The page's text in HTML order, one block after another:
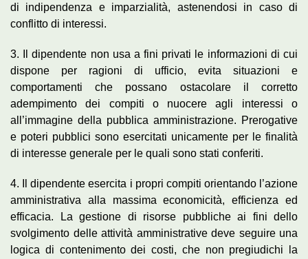
di indipendenza e imparzialità, astenendosi in caso di
conflitto di interessi.
3. Il dipendente non usa a fini privati le informazioni di cui
dispone per ragioni di ufficio, evita situazioni e
comportamenti che possano ostacolare il corretto
adempimento dei compiti o nuocere agli interessi o
all’immagine della pubblica amministrazione. Prerogative
e poteri pubblici sono esercitati unicamente per le finalità
di interesse generale per le quali sono stati conferiti.
4. Il dipendente esercita i propri compiti orientando l’azione
amministrativa alla massima economicità, efficienza ed
efficacia. La gestione di risorse pubbliche ai fini dello
svolgimento delle attività amministrative deve seguire una
logica di contenimento dei costi, che non pregiudichi la